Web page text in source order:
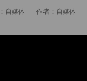
自媒体 作者：自媒体